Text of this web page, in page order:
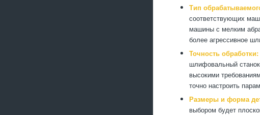
Тип
соответствующих
машины с мелким
более агрессивное
Точность обработки:
шлифовальный
высокими
точно настроить
Размеры и форма
выбором будет